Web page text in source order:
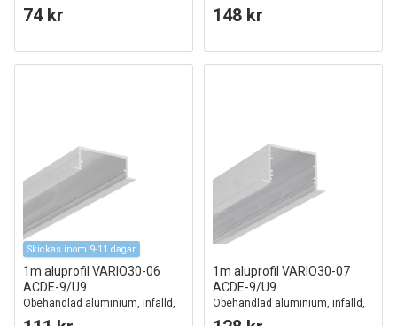
74 kr
LED-skena
148 kr
Skickas inom 9-11 dagar
1m aluprofil VARIO30-06
ACDE-9/U9
Obehandlad aluminium, infälld,
LED-skena
1m aluprofil VARIO30-07
ACDE-9/U9
Obehandlad aluminium, infälld,
LED-skena